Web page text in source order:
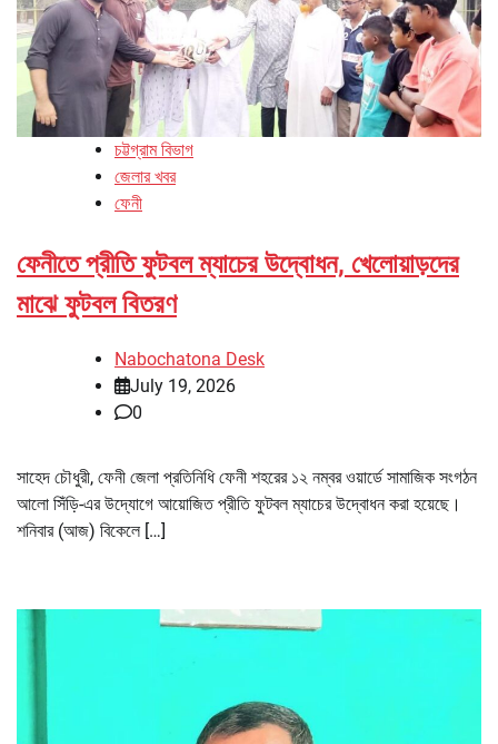
চট্টগ্রাম বিভাগ
জেলার খবর
ফেনী
ফেনীতে প্রীতি ফুটবল ম্যাচের উদ্বোধন, খেলোয়াড়দের
মাঝে ফুটবল বিতরণ
Nabochatona Desk
July 19, 2026
0
সাহেদ চৌধুরী, ফেনী জেলা প্রতিনিধি ফেনী শহরের ১২ নম্বর ওয়ার্ডে সামাজিক সংগঠন
আলো সিঁড়ি-এর উদ্যোগে আয়োজিত প্রীতি ফুটবল ম্যাচের উদ্বোধন করা হয়েছে।
শনিবার (আজ) বিকেলে […]